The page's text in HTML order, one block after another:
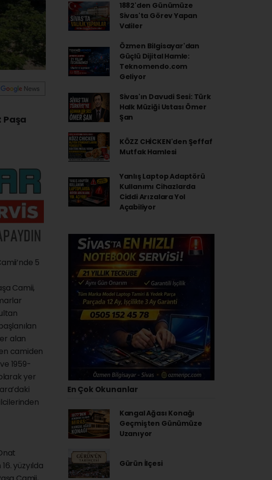
Paşa
5
Camii,
alan
camiden
1959-
yer
yüzyılda
1882'den Günümüze
Sivas'ta Görev Yapan
Valiler
Özmen Bilgisayar'dan
Güçlü Dijital Hamle:
Teknomendo.com
Geliyor
Sivas'ın Davudi Sesi: Türk
Halk Müziği Ustası Ömer
Şan
KÖZZ CHİCKEN'den Şeffaf
Mutfak Hamlesi
Yanlış Laptop Adaptörü
Kullanımı Cihazlarda
Ciddi Arızalara Yol
Açabiliyor
En Çok Okunanlar
Kangal Ağası Konağı
Geçmişten Günümüze
Uzanıyor
Gürün İlçesi